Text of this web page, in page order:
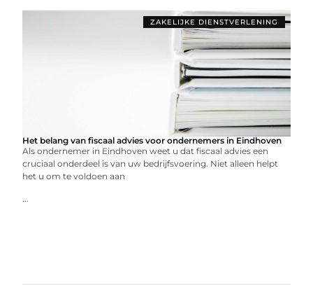
ZAKELIJKE DIENSTVERLENING
Het belang van fiscaal advies voor ondernemers in Eindhoven
Als ondernemer in Eindhoven weet u dat fiscaal advies een
cruciaal onderdeel is van uw bedrijfsvoering. Niet alleen helpt
het u om te voldoen aan
...